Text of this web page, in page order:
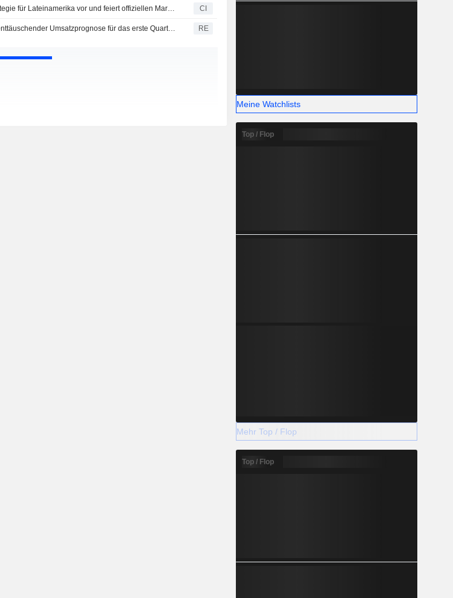
XPeng stellt Dreijahresstrategie für Lateinamerika vor und feiert offiziellen Markteintritt in Mexiko CI
Xpeng-Aktie verliert nach enttäuschender Umsatzprognose für das erste Quartal 2,6 % RE
Meine Watchlists
Top / Flop
Mehr Top / Flop
Top / Flop